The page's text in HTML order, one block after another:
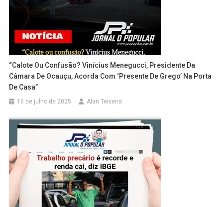
“Calote Ou Confusão? Vinícius Menegucci, Presidente Da
Câmara De Ocauçu, Acorda Com ‘presente De Grego’ Na Porta
De Casa”
16 de julho de 2025 Alan Teixeira